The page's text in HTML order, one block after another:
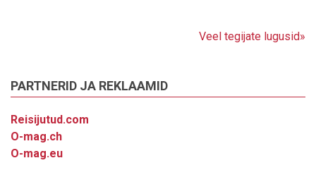
Veel tegijate lugusid»
PARTNERID JA REKLAAMID
Reisijutud.com
O-mag.ch
O-mag.eu